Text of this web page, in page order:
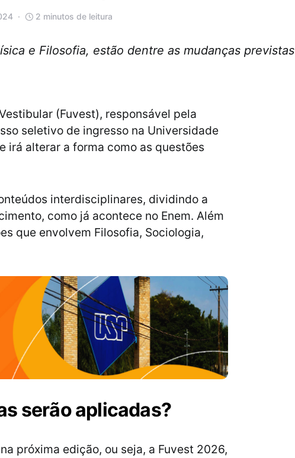
2 minutos de leitura
e Filosofia, estão dentre as mudanças previstas
(Fuvest), responsável pela
seletivo de ingresso na Universidade
irá alterar a forma como as questões
interdisciplinares, dividindo a
como já acontece no Enem. Além
que envolvem Filosofia, Sociologia,
serão aplicadas?
próxima edição, ou seja, a Fuvest 2026,